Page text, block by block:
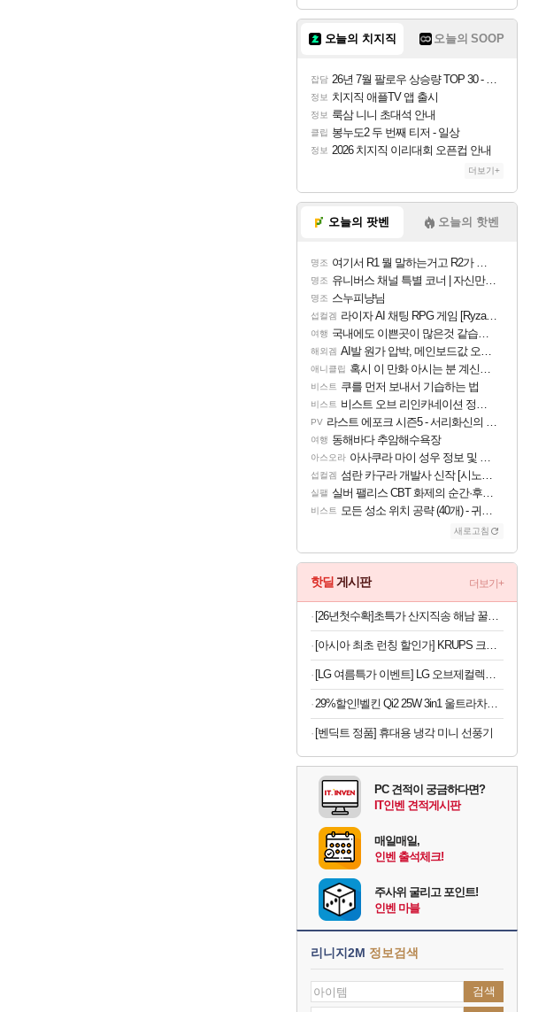
오늘의 치지직 오늘의 SOOP
잡담 26년 7월 팔로우 상승량 TOP 30 - 월간 치지직
정보 치지직 애플TV 앱 출시
정보 룩삼 니니 초대석 안내
클립 봉누도2 두 번째 티저 - 일상
정보 2026 치지직 이리대회 오픈컵 안내
더보기+
오늘의 팟벤 오늘의 핫벤
명조 여기서 R1 뭘 말하는거고 R2가 뭘말하는걸까요?
명조 유니버스 채널 특별 코너 | 자신만의 스타일
명조 스누피냥님
섭컬겜 라이자 AI 채팅 RPG 게임 [RyzaChat: AI] 공개
여행 국내에도 이쁜곳이 많은것 같습니다
해외겜 AI발 원가 압박, 메인보드값 오르나
애니클립 혹시 이 만화 아시는 분 계신가요
비스트 쿠를 먼저 보내서 기습하는 법
비스트 비스트 오브 리인카네이션 정보/공략글 모음
PV 라스트 에포크 시즌5 - 서리화신의 분노 티저
여행 동해바다 추암해수욕장
아스오라 아사쿠라 마이 성우 정보 및 주요 필모
섭컬겜 섬란 카구라 개발사 신작 [시노비 넥서스] 연내 출시 예정
실팰 실버 팰리스 CBT 화제의 순간·후기 모음
비스트 모든 성소 위치 공략 (40개) - 귀환한 영혼 도전과제
새로고침
핫딜 게시판 더보기+
[26년첫수확]초특가 산지직송 해남 꿀고구마
[아시아 최초 런칭 할인가] KRUPS 크룹스 초슬림 전자동 커피머신 SA4028K0
[LG 여름특가 이벤트] LG 오브제컬렉션 핏앤맥스 빌트인 828L 에센셜 화이트
29%할인!벨킨 Qi2 25W 3in1 울트라차지 프로 모듈형 고속 무선 충전기 WIZ052kr 갤럭시S26 아이폰17 호환
[벤딕트 정품] 휴대용 냉각 미니 선풍기
PC 견적이 궁금하다면?
IT인벤 견적게시판
매일매일,
인벤 출석체크!
주사위 굴리고 포인트!
인벤 마블
리니지2M 정보검색
검색